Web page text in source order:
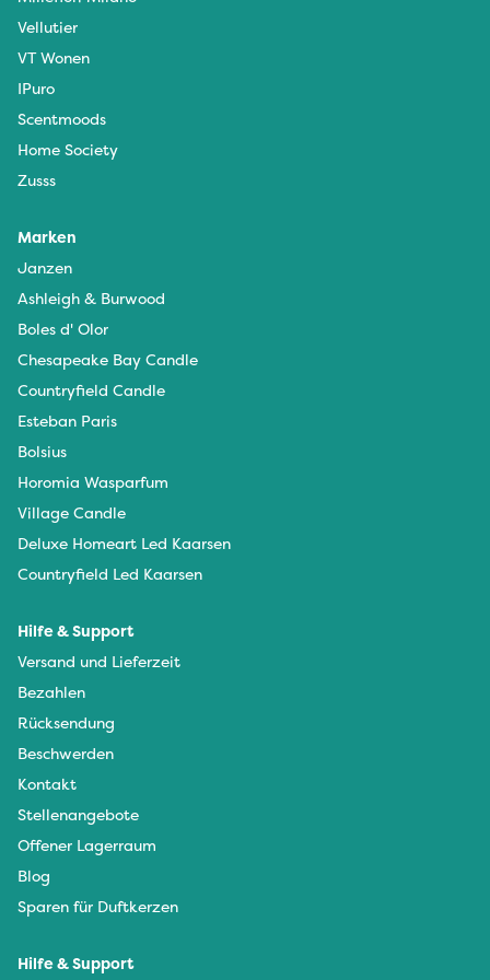
Vellutier
VT Wonen
IPuro
Scentmoods
Home Society
Zusss
Marken
Janzen
Ashleigh & Burwood
Boles d' Olor
Chesapeake Bay Candle
Countryfield Candle
Esteban Paris
Bolsius
Horomia Wasparfum
Village Candle
Deluxe Homeart Led Kaarsen
Countryfield Led Kaarsen
Hilfe & Support
Versand und Lieferzeit
Bezahlen
Rücksendung
Beschwerden
Kontakt
Stellenangebote
Offener Lagerraum
Blog
Sparen für Duftkerzen
Hilfe & Support